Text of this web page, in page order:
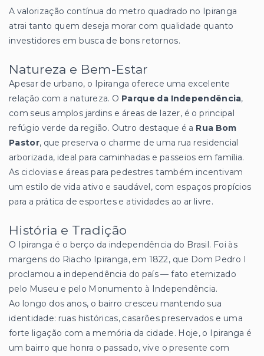
A valorização contínua do metro quadrado no Ipiranga
atrai tanto quem deseja morar com qualidade quanto
investidores em busca de bons retornos.
Natureza e Bem-Estar
Apesar de urbano, o Ipiranga oferece uma excelente
relação com a natureza. O Parque da Independência,
com seus amplos jardins e áreas de lazer, é o principal
refúgio verde da região. Outro destaque é a Rua Bom
Pastor, que preserva o charme de uma rua residencial
arborizada, ideal para caminhadas e passeios em família.
As ciclovias e áreas para pedestres também incentivam
um estilo de vida ativo e saudável, com espaços propícios
para a prática de esportes e atividades ao ar livre.
História e Tradição
O Ipiranga é o berço da independência do Brasil. Foi às
margens do Riacho Ipiranga, em 1822, que Dom Pedro I
proclamou a independência do país — fato eternizado
pelo Museu e pelo Monumento à Independência.
Ao longo dos anos, o bairro cresceu mantendo sua
identidade: ruas históricas, casarões preservados e uma
forte ligação com a memória da cidade. Hoje, o Ipiranga é
um bairro que honra o passado, vive o presente com